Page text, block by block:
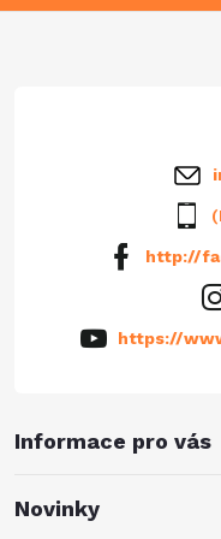
Informace pro vás
Novinky
http://
https://